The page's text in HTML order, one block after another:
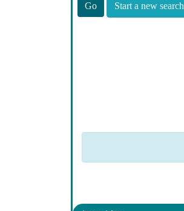
Start a new search